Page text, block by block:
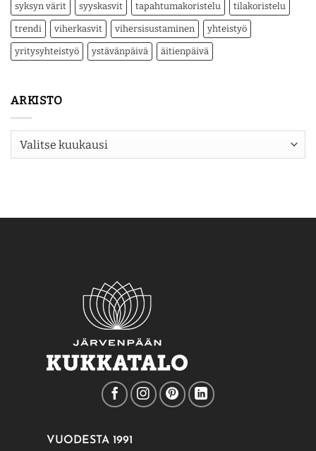
syksyn värit syyskasvit tapahtumakoristelu tilakoristelu
trendi viherkasvit vihersisustaminen yhteistyö
yritysyhteistyö ystävänpäivä äitienpäivä
ARKISTO
Arkisto
VUODESTA 1991